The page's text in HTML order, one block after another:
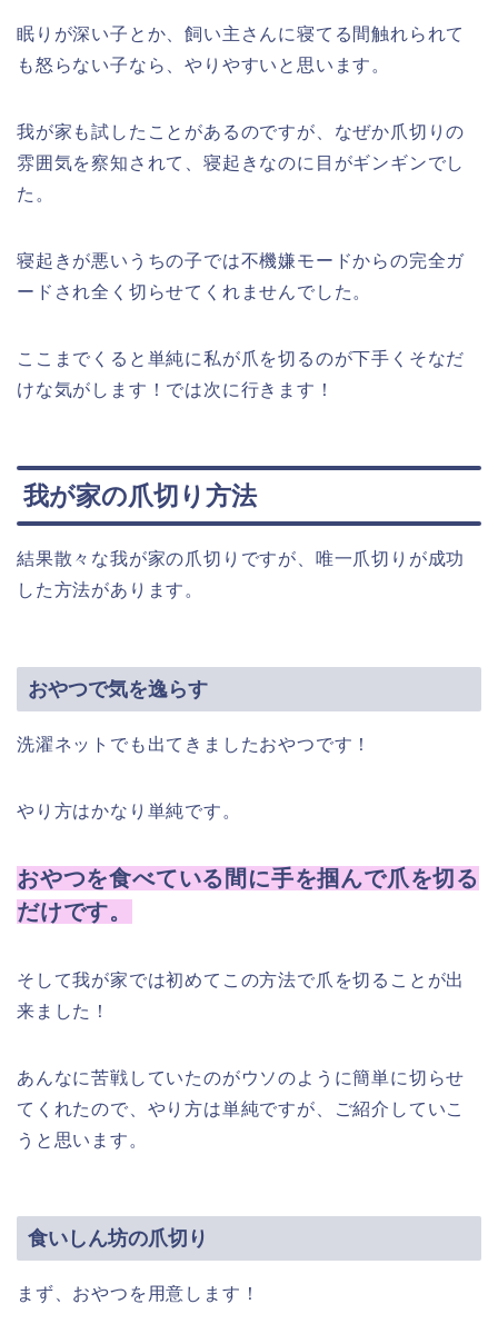
眠りが深い子とか、飼い主さんに寝てる間触れられて
も怒らない子なら、やりやすいと思います。
我が家も試したことがあるのですが、なぜか爪切りの
雰囲気を察知されて、寝起きなのに目がギンギンでし
た。
寝起きが悪いうちの子では不機嫌モードからの完全ガ
ードされ全く切らせてくれませんでした。
ここまでくると単純に私が爪を切るのが下手くそなだ
けな気がします！では次に行きます！
我が家の爪切り方法
結果散々な我が家の爪切りですが、唯一爪切りが成功
した方法があります。
おやつで気を逸らす
洗濯ネットでも出てきましたおやつです！
やり方はかなり単純です。
おやつを食べている間に手を掴んで爪を切る
だけです。
そして我が家では初めてこの方法で爪を切ることが出
来ました！
あんなに苦戦していたのがウソのように簡単に切らせ
てくれたので、やり方は単純ですが、ご紹介していこ
うと思います。
食いしん坊の爪切り
まず、おやつを用意します！